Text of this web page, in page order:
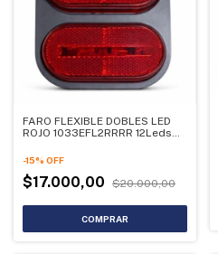
FARO FLEXIBLE DOBLES LED
ROJO 1033EFL2RRRR 12Leds
-15% OFF
$17.000,00 $20.000,00